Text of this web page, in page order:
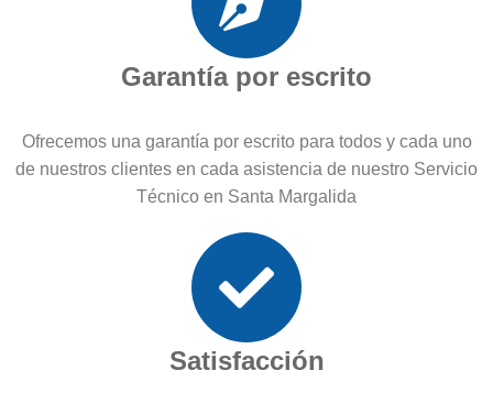
Garantía por escrito
Ofrecemos una garantía por escrito para todos y cada uno
de nuestros clientes en cada asistencia de nuestro Servicio
Técnico en Santa Margalida
Satisfacción